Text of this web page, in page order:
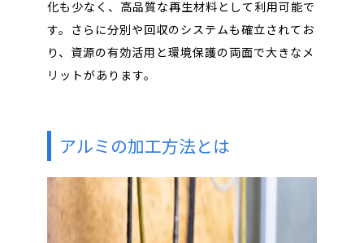
化も少なく、高品質な再生材料として利用可能で
す。さらに分別や回収のシステムも確立されてお
り、資源の有効活用と環境保護の両面で大きなメ
リットがあります。
アルミの加工方法とは